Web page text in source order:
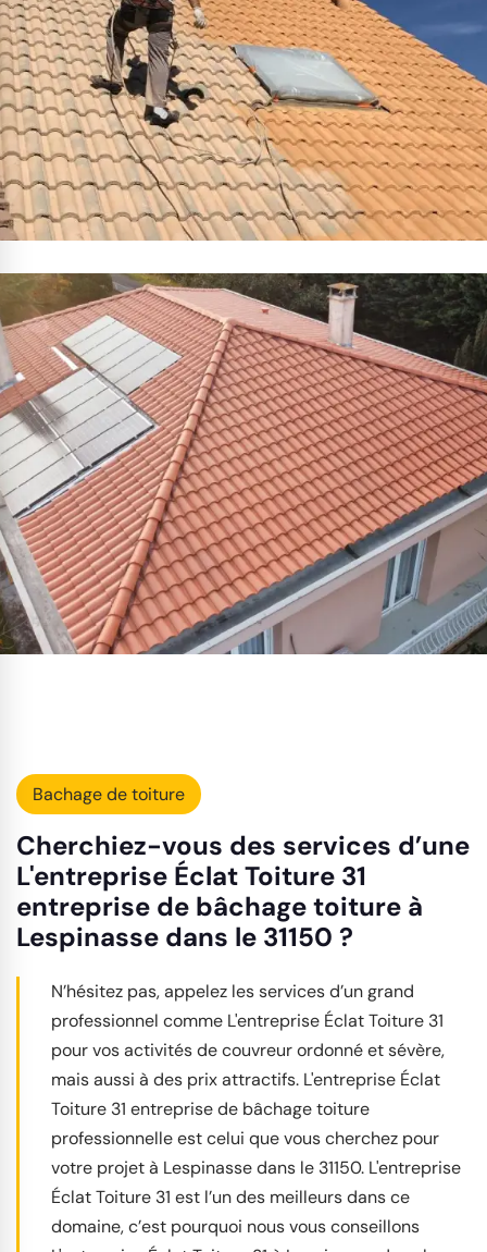
Bachage de toiture
Cherchiez-vous des services d’une
L'entreprise Éclat Toiture 31
entreprise de bâchage toiture à
Lespinasse dans le 31150 ?
N’hésitez pas, appelez les services d’un grand
professionnel comme L'entreprise Éclat Toiture 31
pour vos activités de couvreur ordonné et sévère,
mais aussi à des prix attractifs. L'entreprise Éclat
Toiture 31 entreprise de bâchage toiture
professionnelle est celui que vous cherchez pour
votre projet à Lespinasse dans le 31150. L'entreprise
Éclat Toiture 31 est l’un des meilleurs dans ce
domaine, c’est pourquoi nous vous conseillons